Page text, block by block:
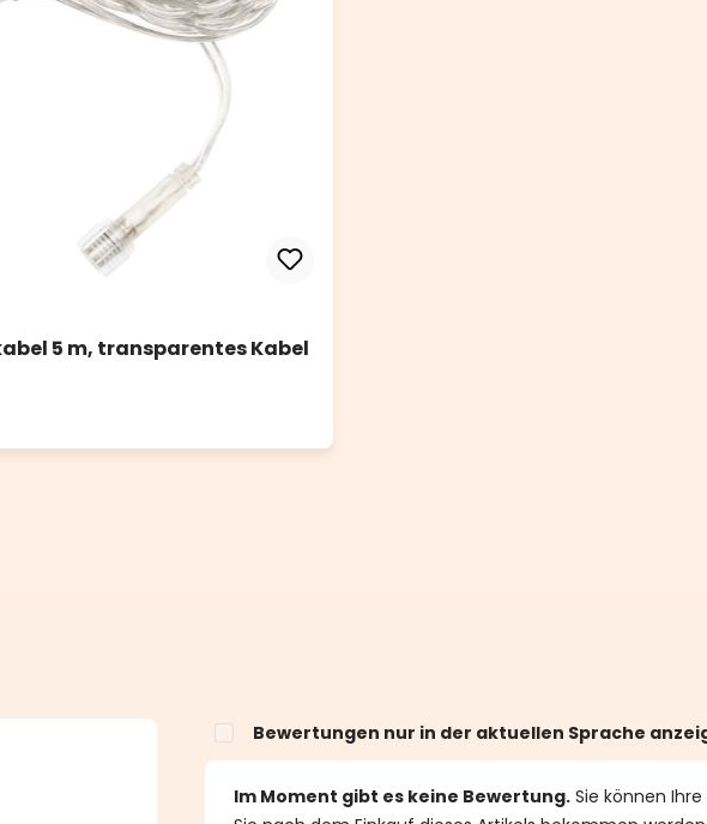
5 m, transparentes Kabel
Bewertung von 0 von 5 Sternen
Bewertungen nur in der aktuellen Sprache
Im Moment gibt es keine Bewertung. Sie können